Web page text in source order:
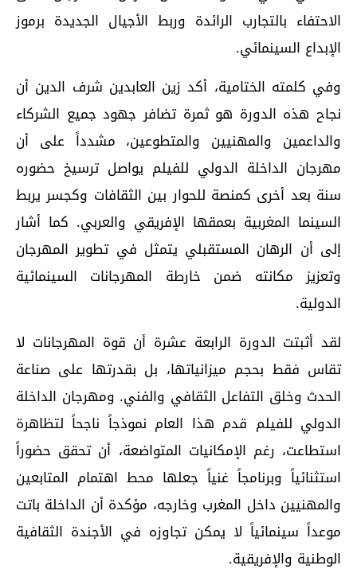
الاحتفاء بالتجارب الرائدة وربط الأجيال الجديدة برموز
الإبداع السينمائي.
وفي كلمته الختامية، أكد زين العابدين شرف الدين أن
نجاح هذه الدورة هو ثمرة تضافر جهود جميع الشركاء
والداعمين والمهنيين والمتطوعين، مشدداً على أن
مهرجان الداخلة الدولي للفيلم يواصل ترسيخ حضوره
سنة بعد أخرى كمنصة للحوار بين الثقافات وكجسر يربط
السينما المغربية بعمقها الإفريقي والعربي. كما أشار
إلى أن الرهان المستقبلي يتمثل في تطوير المهرجان
وتعزيز مكانته ضمن خارطة المهرجانات السينمائية
الدولية.
لقد أثبتت الدورة الرابعة عشرة أن قوة المهرجانات لا
تقاس فقط بحجم ميزانياتها، بل بقدرتها على صناعة
الحدث وخلق التفاعل الثقافي والفني. ومهرجان الداخلة
الدولي للفيلم قدم هذا العام نموذجاً ناجحاً لتظاهرة
استطاعت، رغم الإمكانيات المتواضعة، أن تحقق حضوراً
استثنائياً وبرنامجاً غنياً جعلها محط اهتمام المتابعين
والمهنيين داخل المغرب وخارجه، مؤكدة أن الداخلة باتت
موعداً سينمائياً لا يمكن تجاوزه في الأجندة الثقافية
الوطنية والإفريقية.